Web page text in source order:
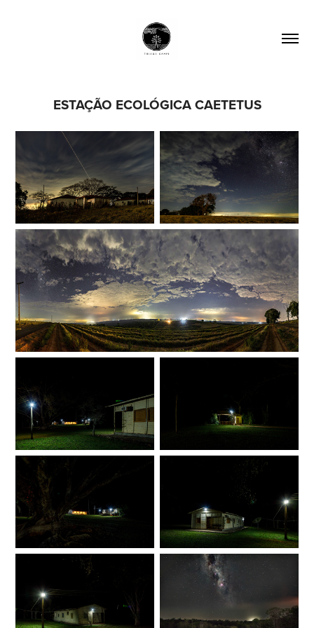
ESTAÇÃO ECOLÓGICA CAETETUS